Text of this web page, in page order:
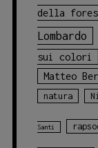
della
Lombardo
sui colori
Matteo
natura
Santi